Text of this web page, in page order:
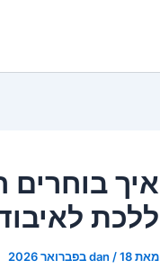
איך בוחרים
ללכת
מאת dan /18 בפברואר 2026